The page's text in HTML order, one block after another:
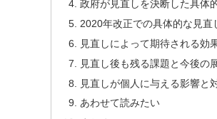
政府が見直しを決断した具体
2020年改正での具体的な見直
見直しによって期待される効
見直し後も残る課題と今後の
見直しが個人に与える影響と
あわせて読みたい